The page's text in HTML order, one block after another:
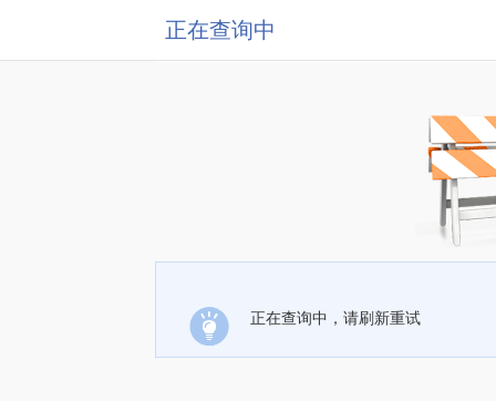
正在查询中
正在查询中，请刷新重试